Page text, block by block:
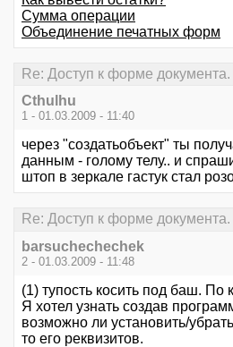
Сумма операции
Объединение печатных форм
Re: Доступ к форме документа.
Cthulhu
1 - 01.03.2009 - 11:40
через "создатьобъект" ты
данным - голому телу.. и
штоп в зеркале гастук стал
Re: Доступ к форме документа.
barsuchechechek
2 - 01.03.2009 - 11:48
(1) тупость косить под баш.
Я хотел узнать создав
возможно ли установить/
то его реквизитов.